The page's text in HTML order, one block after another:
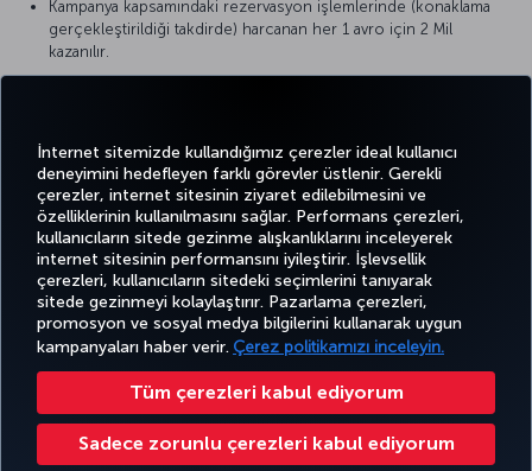
İnternet sitemizde kullandığımız çerezler ideal kullanıcı
deneyimini hedefleyen farklı görevler üstlenir. Gerekli
çerezler, internet sitesinin ziyaret edilebilmesini ve
özelliklerinin kullanılmasını sağlar. Performans çerezleri,
kullanıcıların sitede gezinme alışkanlıklarını inceleyerek
internet sitesinin performansını iyileştirir. İşlevsellik
çerezleri, kullanıcıların sitedeki seçimlerini tanıyarak
sitede gezinmeyi kolaylaştırır. Pazarlama çerezleri,
promosyon ve sosyal medya bilgilerini kullanarak uygun
kampanyaları haber verir. Çerez politikamızı inceleyin.
Tüm çerezleri kabul ediyorum
Sadece zorunlu çerezleri kabul ediyorum
Kampanya kapsamındaki rezervasyon işlemlerinde (konaklama
gerçekleştirildiği takdirde) harcanan her 1 avro için 2 Mil
kazanılır.
TwitterFacebook
Instagram
YoutubeLinkedIn
TiktokBlogPinterest
BİLET
AL VE
YÖNET
DENEYİM
FIRSATLAR
VE UÇUŞ
NOKTALARI
YARDIM MILES&SMILES
Bilgi Toplumu Hizmetleri Erişilebilirlik Gizlilik ve Çerez Politikası Yasal Uyarı Yolcu Hakları
Çerez Ayarlarını Değiştir